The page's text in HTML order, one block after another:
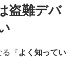
盗難デバ
『よく知ってい